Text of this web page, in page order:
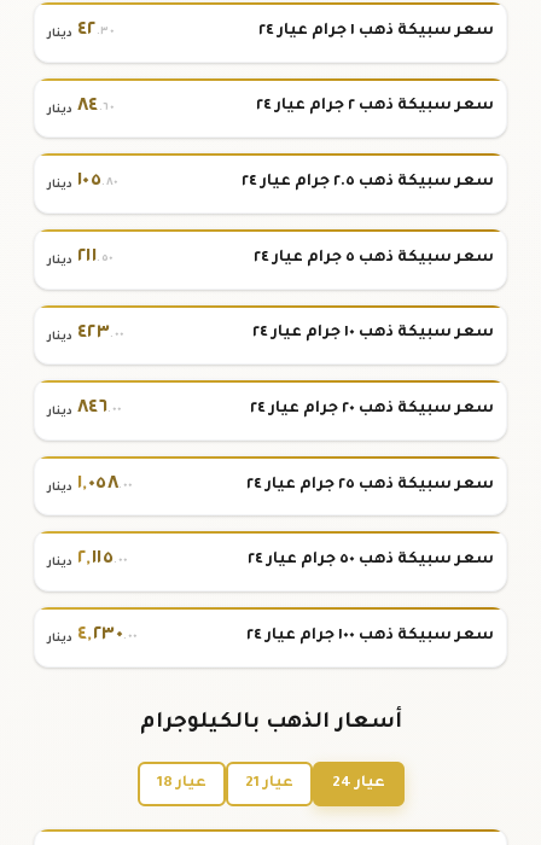
سعر سبيكة ذهب ١ جرام عيار ٢٤ ٤٢.٣٠ دينار
سعر سبيكة ذهب ٢ جرام عيار ٢٤ ٨٤.٦٠ دينار
سعر سبيكة ذهب ٢.٥ جرام عيار ٢٤ ١٠٥.٨٠ دينار
سعر سبيكة ذهب ٥ جرام عيار ٢٤ ٢١١.٥٠ دينار
سعر سبيكة ذهب ١٠ جرام عيار ٢٤ ٤٢٣.٠٠ دينار
سعر سبيكة ذهب ٢٠ جرام عيار ٢٤ ٨٤٦.٠٠ دينار
سعر سبيكة ذهب ٢٥ جرام عيار ٢٤ ١,٠٥٨.٠٠ دينار
سعر سبيكة ذهب ٥٠ جرام عيار ٢٤ ٢,١١٥.٠٠ دينار
سعر سبيكة ذهب ١٠٠ جرام عيار ٢٤ ٤,٢٣٠.٠٠ دينار
أسعار الذهب بالكيلوجرام
عيار 24 عيار 21 عيار 18